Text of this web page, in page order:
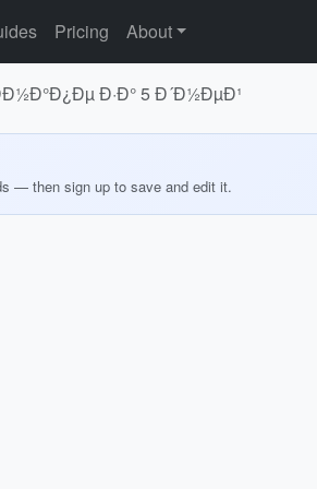
Pricing About
Ð·Ð° 5 Ð´Ð½ÐµÐ¹
— then sign up to save and edit it.